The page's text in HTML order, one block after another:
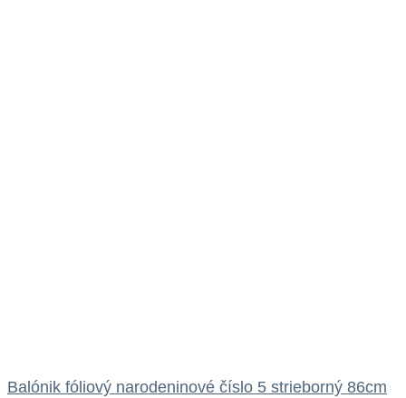
Balónik fóliový narodeninové číslo 5 strieborný 86cm